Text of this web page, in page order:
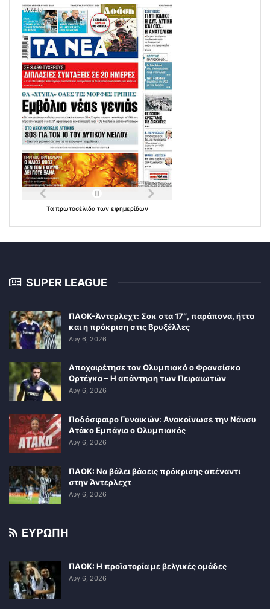
Τα πρωτοσέλιδα των εφημερίδων
SUPER LEAGUE
ΠΑΟΚ-Άντερλεχτ: Σοκ στα 17″, παράπονα, ήττα
και η πρόκριση στις Βρυξέλλες
Αυγ 6, 2026
Αποχαιρέτησε τον Ολυμπιακό ο Φρανσίσκο
Ορτέγκα – Η απάντηση των Πειραιωτών
Αυγ 6, 2026
Ποδόσφαιρο Γυναικών: Ανακοίνωσε την Νάνσυ
Ατάκο Εμπάγια ο Ολυμπιακός
Αυγ 6, 2026
ΠΑΟΚ: Να βάλει βάσεις πρόκρισης απέναντι
στην Άντερλεχτ
Αυγ 6, 2026
ΕΥΡΩΠΗ
ΠΑΟΚ: Η προϊστορία με βελγικές ομάδες
Αυγ 6, 2026